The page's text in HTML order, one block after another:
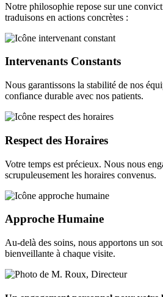
Notre philosophie repose sur une
traduisons en actions concrètes :
Intervenants Constants
Nous garantissons la stabilité de nos
confiance durable avec nos patients.
Respect des Horaires
Votre temps est précieux. Nous nous
scrupuleusement les horaires convenus.
Approche Humaine
Au-delà des soins, nous apportons un
bienveillante à chaque visite.